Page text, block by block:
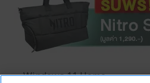
Windows 11 Home